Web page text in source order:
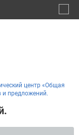
центр «Общая
и предложений.